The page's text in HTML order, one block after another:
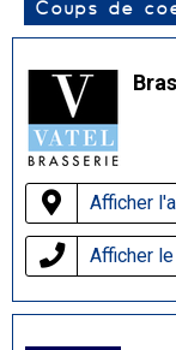
Coups de
Afficher
Afficher le